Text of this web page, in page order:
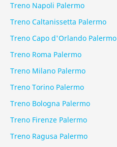
Treno Napoli Palermo
Treno Caltanissetta Palermo
Treno Capo d'Orlando Palermo
Treno Roma Palermo
Treno Milano Palermo
Treno Torino Palermo
Treno Bologna Palermo
Treno Firenze Palermo
Treno Ragusa Palermo